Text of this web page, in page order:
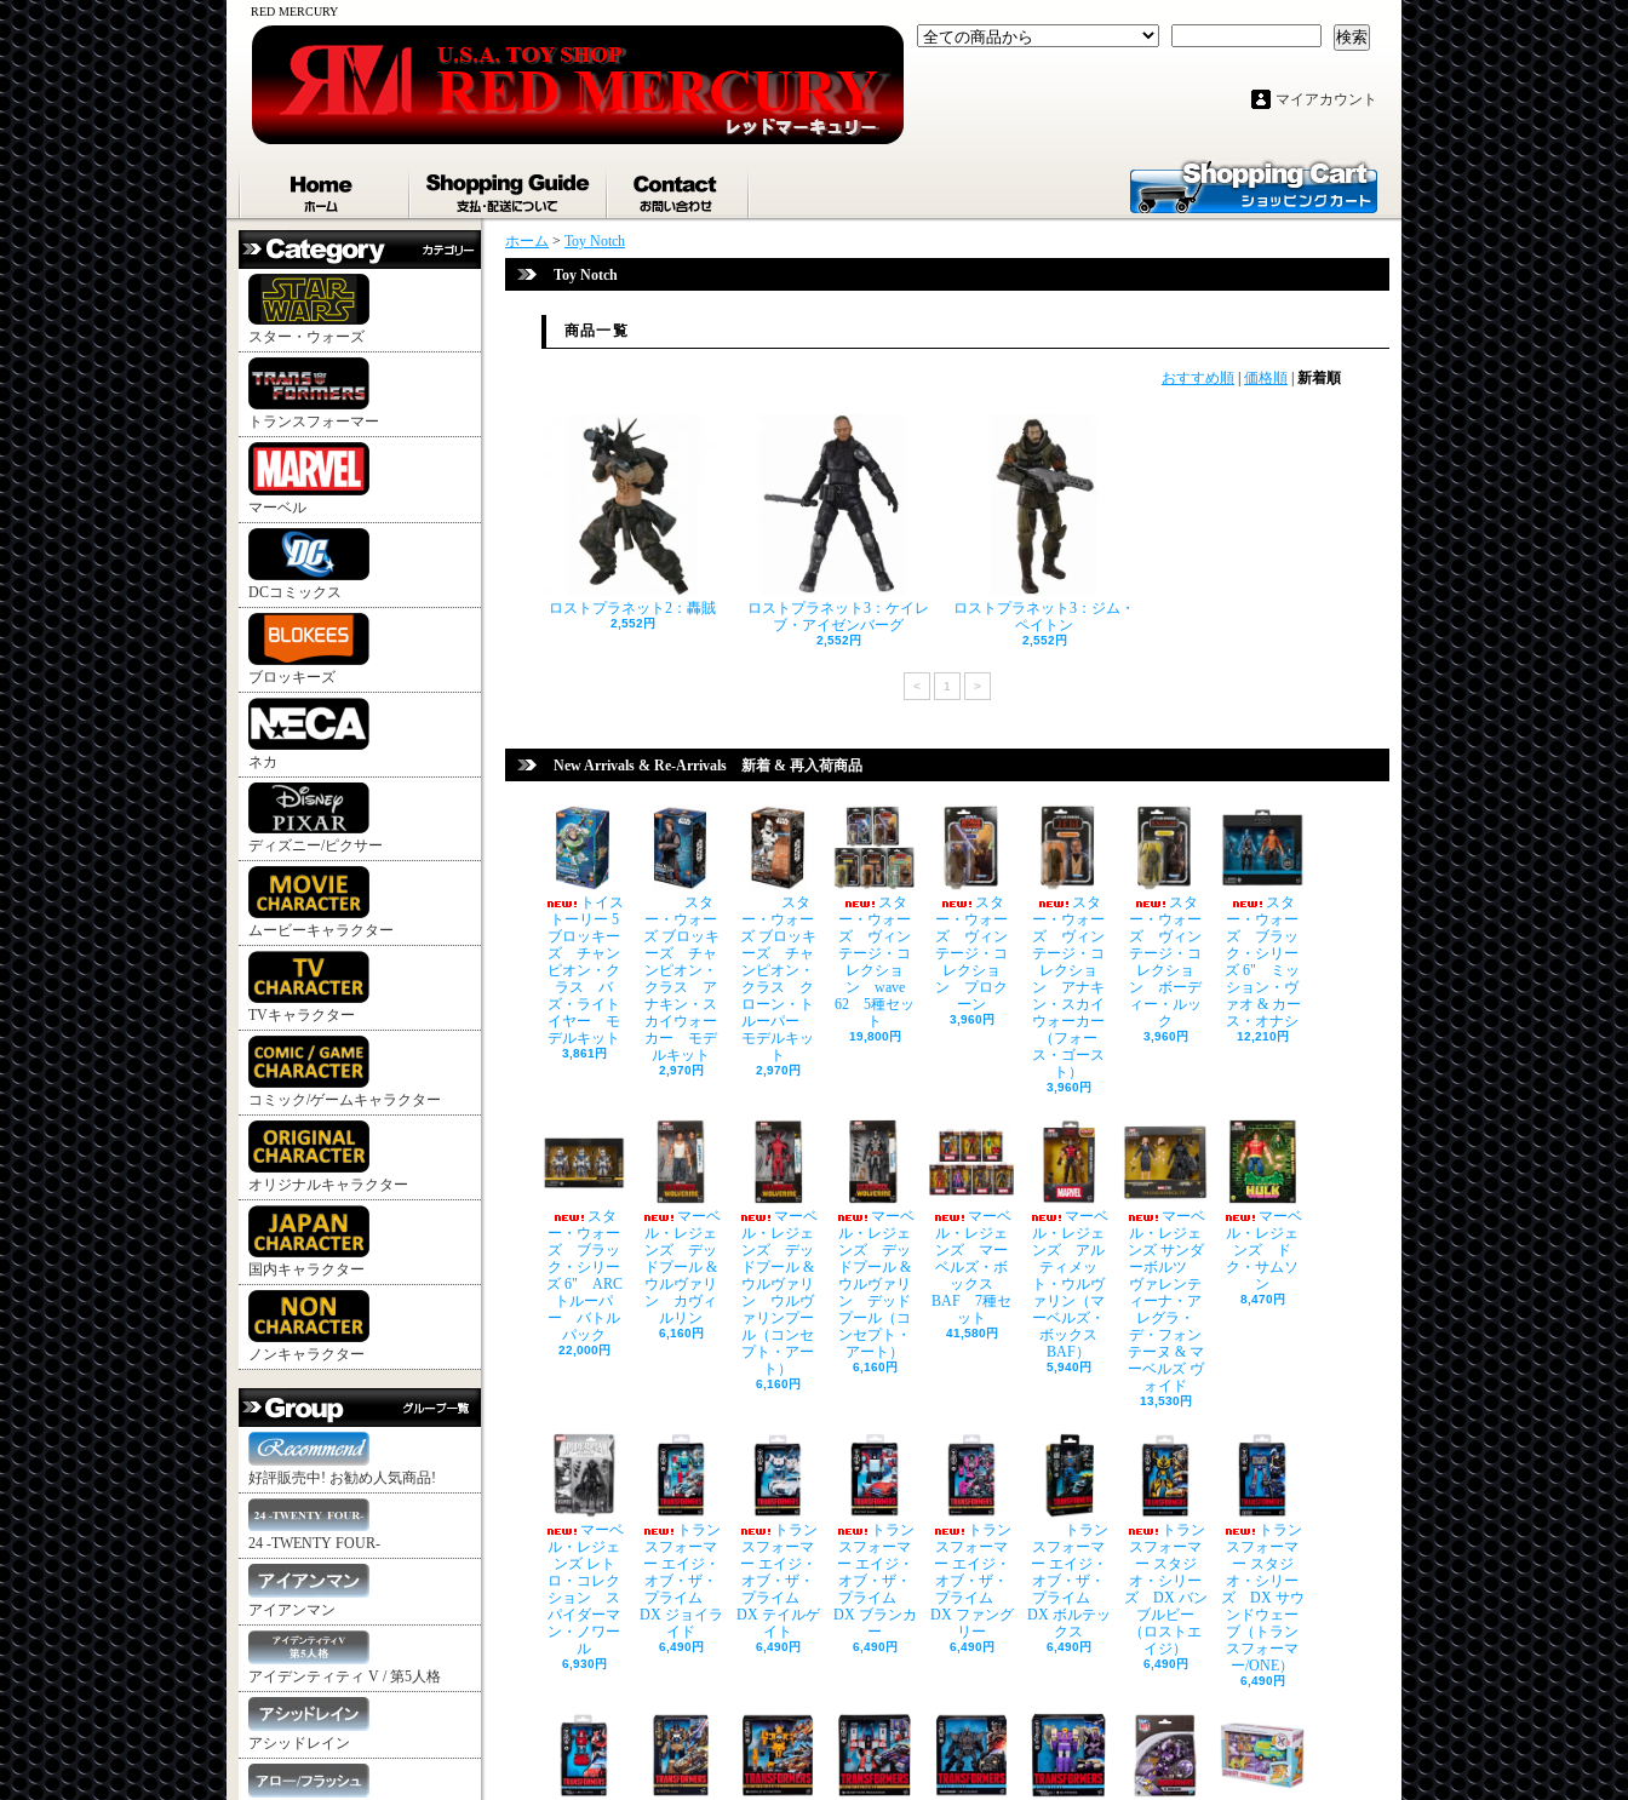
RED MERCURY
検索
マイアカウント
スター・ウォーズ
トランスフォーマー
マーベル
DCコミックス
ブロッキーズ
ネカ
ディズニー/ピクサー
ムービーキャラクター
TVキャラクター
コミック/ゲームキャラクター
オリジナルキャラクター
国内キャラクター
ノンキャラクター
好評販売中! お勧め人気商品!
24 -TWENTY FOUR-
アイアンマン
アイデンティティ V / 第5人格
アシッドレイン
ホーム > Toy Notch
Toy Notch
商品一覧
おすすめ順 価格順 新着順
ロストプラネット2：轟賊
2,552円
ロストプラネット3：ケイレ
ブ・アイゼンバーグ
2,552円
ロストプラネット3：ジム・
ペイトン
2,552円
< 1 >
New Arrivals & Re-Arrivals 新着 & 再入荷商品
トイス
トーリー 5
ブロッキー
ズ チャン
ピオン・ク
ラス バ
ズ・ライト
イヤー モ
デルキット
3,861円
スタ
ー・ウォー
ズ ブロッキ
ーズ チャ
ンピオン・
クラス ア
ナキン・ス
カイウォー
カー モデ
ルキット
2,970円
スタ
ー・ウォー
ズ ブロッキ
ーズ チャ
ンピオン・
クラス ク
ローン・ト
ルーパー
モデルキッ
ト
2,970円
スタ
ー・ウォー
ズ ヴィン
テージ・コ
レクショ
ン wave
62 5種セッ
ト
19,800円
スタ
ー・ウォー
ズ ヴィン
テージ・コ
レクショ
ン プロク
ーン
3,960円
スタ
ー・ウォー
ズ ヴィン
テージ・コ
レクショ
ン アナキ
ン・スカイ
ウォーカー
（フォー
ス・ゴース
ト）
3,960円
スタ
ー・ウォー
ズ ヴィン
テージ・コ
レクショ
ン ボーデ
ィー・ルッ
ク
3,960円
スタ
ー・ウォー
ズ ブラッ
ク・シリー
ズ 6" ミッ
ション・ヴ
ァオ & カー
ス・オナシ
12,210円
スタ
ー・ウォー
ズ ブラッ
ク・シリー
ズ 6" ARC
トルーパ
ー バトル
パック
22,000円
マーベ
ル・レジェ
ンズ デッ
ドプール &
ウルヴァリ
ン カヴィ
ルリン
6,160円
マーベ
ル・レジェ
ンズ デッ
ドプール &
ウルヴァリ
ン ウルヴ
ァリンプー
ル（コンセ
プト・アー
ト）
6,160円
マーベ
ル・レジェ
ンズ デッ
ドプール &
ウルヴァリ
ン デッド
プール（コ
ンセプト・
アート）
6,160円
マーベ
ル・レジェ
ンズ マー
ベルズ・ボ
ックス
BAF 7種セ
ット
41,580円
マーベ
ル・レジェ
ンズ アル
ティメッ
ト・ウルヴ
ァリン（マ
ーベルズ・
ボックス
BAF）
5,940円
マーベ
ル・レジェ
ンズ サンダ
ーボルツ
ヴァレンテ
ィーナ・ア
レグラ・
デ・フォン
テーヌ & マ
ーベルズ ヴ
ォイド
13,530円
マーベ
ル・レジェ
ンズ ド
ク・サムソ
ン
8,470円
マーベ
ル・レジェ
ンズ レト
ロ・コレク
ション ス
パイダーマ
ン・ノワー
ル
6,930円
トラン
スフォーマ
ー エイジ・
オブ・ザ・
プライム
DX ジョイラ
イド
6,490円
トラン
スフォーマ
ー エイジ・
オブ・ザ・
プライム
DX テイルゲ
イト
6,490円
トラン
スフォーマ
ー エイジ・
オブ・ザ・
プライム
DX ブランカ
ー
6,490円
トラン
スフォーマ
ー エイジ・
オブ・ザ・
プライム
DX ファング
リー
6,490円
トラン
スフォーマ
ー エイジ・
オブ・ザ・
プライム
DX ボルテッ
クス
6,490円
トラン
スフォーマ
ー スタジ
オ・シリー
ズ DX バン
ブルビー
（ロストエ
イジ）
6,490円
トラン
スフォーマ
ー スタジ
オ・シリー
ズ DX サウ
ンドウェー
ブ（トラン
スフォーマ
ー/ONE）
6,490円